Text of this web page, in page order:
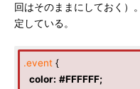
回はそのままにしておく）
定している。
.event {
color: #FFFFFF;